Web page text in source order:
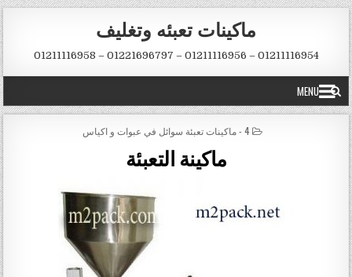
Skip to content
ماكينات تعبئه وتغليف
01211116954 – 01211116956 – 01221696797 – 01211116958
MENU
POSTED IN
4 - ماكينات تعبئة سوائل في عبوات و اكياس
ماكينة التعبئة